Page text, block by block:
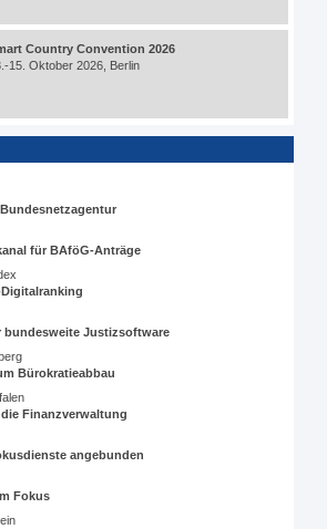
Country Convention 2026
15. Oktober 2026, Berlin
für BAföG-Anträge
Digitalranking
bundesweite Justizsoftware
Bürokratieabbau
Finanzverwaltung
angebunden
Fokus